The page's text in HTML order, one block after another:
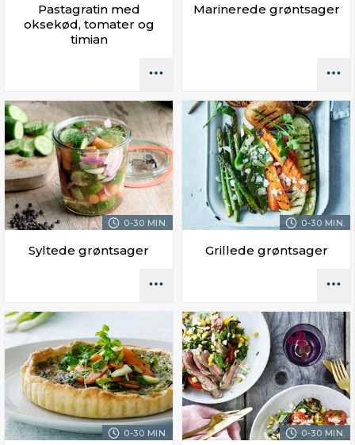
Pastagratin med
oksekød, tomater og
timian
Marinerede grøntsager
0-30 MIN.
Syltede grøntsager
0-30 MIN.
Grillede grøntsager
0-30 MIN. 0-30 MIN.